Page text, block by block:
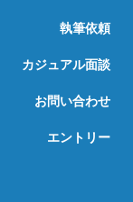
執筆依頼
カジュアル面談
お問い合わせ
エントリー